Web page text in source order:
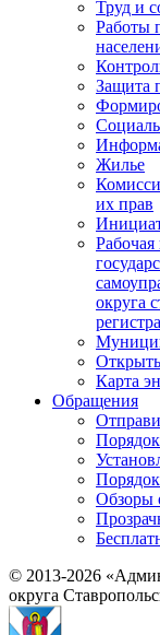
Труд и
Работы
Защита
Жилье
их прав
округа
Карта
Обращения
Обзоры
© 2013-2026
округа